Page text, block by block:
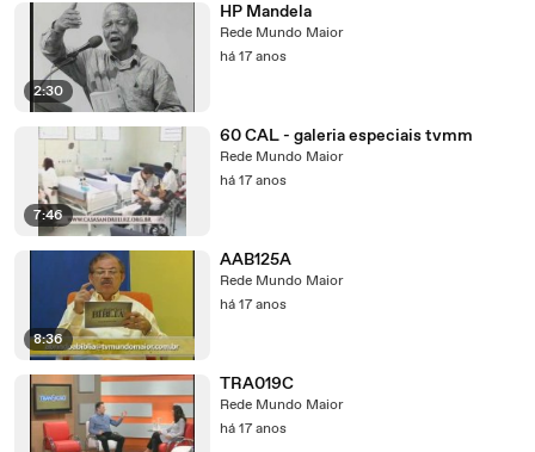
2:30
HP Mandela
Rede Mundo Maior
há 17 anos
7:46
60 CAL - galeria especiais tvmm
Rede Mundo Maior
há 17 anos
8:36
AAB125A
Rede Mundo Maior
há 17 anos
TRA019C
Rede Mundo Maior
há 17 anos